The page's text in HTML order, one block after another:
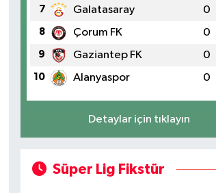
7 Galatasaray 0
8 Çorum FK 0
9 Gaziantep FK 0
10 Alanyaspor 0
Detaylar için tıklayın
Süper Lig Fikstür